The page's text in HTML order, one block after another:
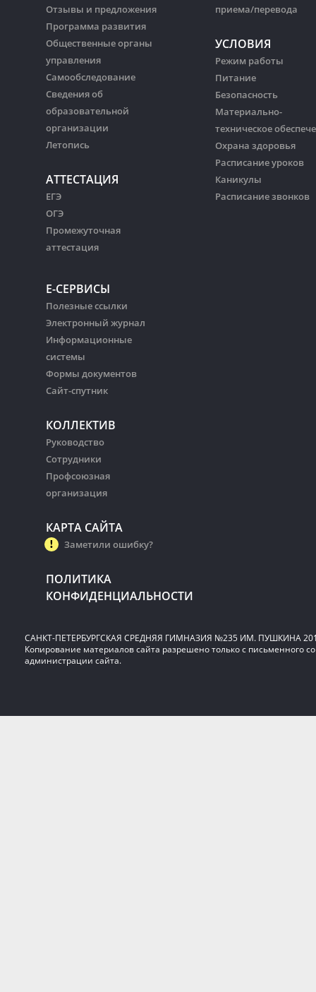
Отзывы и предложения
Программа развития
Общественные органы
управления
Самообследование
Сведения об
образовательной
организации
Летопись
АТТЕСТАЦИЯ
ЕГЭ
ОГЭ
Промежуточная
аттестация
приема/перевода
УСЛОВИЯ
Режим работы
Питание
Безопасность
Материально-
техническое
Охрана здоровья
Расписание уроков
Каникулы
Расписание звонков
Е-СЕРВИСЫ
Полезные ссылки
Электронный журнал
Информационные
системы
Формы документов
Сайт-спутник
КОЛЛЕКТИВ
Руководство
Сотрудники
Профсоюзная
организация
КАРТА САЙТА
Заметили ошибку?
ПОЛИТИКА
КОНФИДЕНЦИАЛЬНОСТИ
САНКТ-ПЕТЕРБУРГСКАЯ СРЕДНЯЯ ГИМНАЗИЯ №235 ИМ. ПУШКИНА
Копирование материалов сайта разрешено только с письменного
администрации сайта.